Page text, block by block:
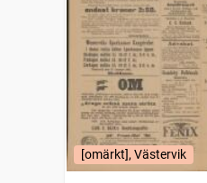
[omärkt], Västervik